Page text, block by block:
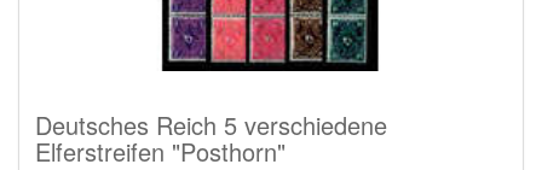
Deutsches Reich 5 verschiedene
Elferstreifen "Posthorn"